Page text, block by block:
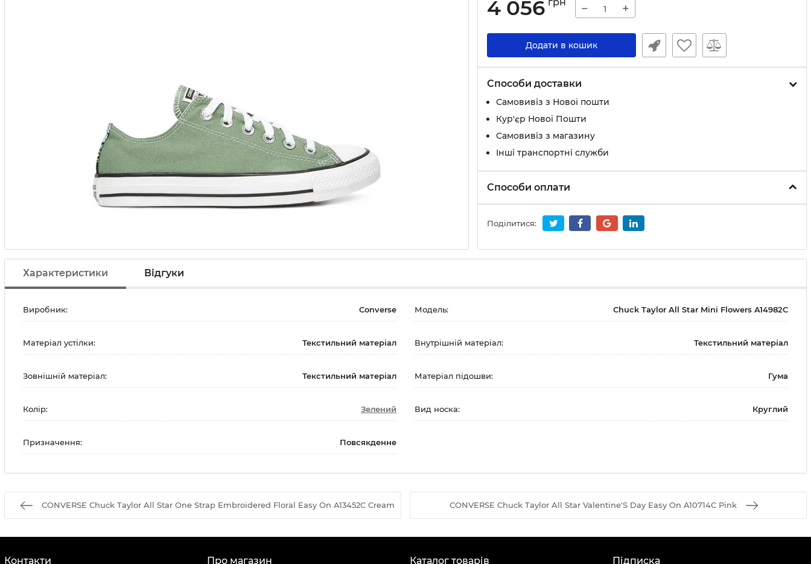
4 056 − +
Додати в кошик
Способи доставки
Самовивіз з Нової пошти
Кур'єр Нової Пошти
Самовивіз з магазину
Інші транспортні служби
Способи оплати
Поділитися:
Характеристики Відгуки
Виробник: Converse Модель: Chuck Taylor All Star Mini Flowers A14982C
Матеріал устілки: Текстильний матеріал Внутрішній матеріал: Текстильний матеріал
Зовнішній матеріал: Текстильний матеріал Матеріал підошви: Гума
Колір: Зелений Вид носка: Круглий
Призначення: Повсякденне
CONVERSE Chuck Taylor All Star One Strap Embroidered Floral Easy On A13452C Cream CONVERSE Chuck Taylor All Star Valentine'S Day Easy On A10714C Pink
Контакти Про магазин Каталог товарів Підписка